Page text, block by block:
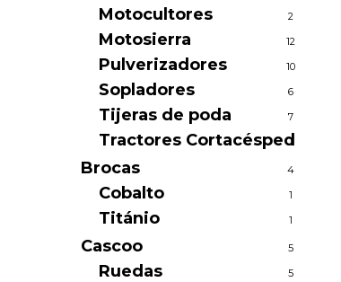
Motocultores 2
Motosierra 12
Pulverizadores 10
Sopladores 6
Tijeras de poda 7
Tractores Cortacésped1
Brocas 4
Cobalto 1
Titánio 1
Cascoo 5
Ruedas 5